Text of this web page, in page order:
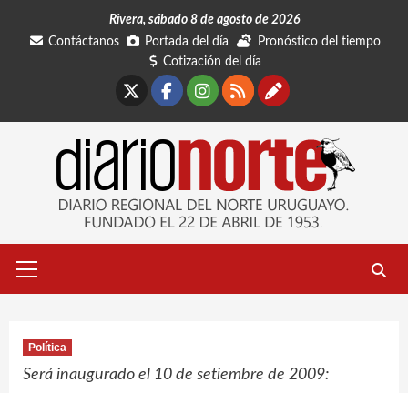
Rivera, sábado 8 de agosto de 2026
Contáctanos
Portada del día
Pronóstico del tiempo
Cotización del día
Facebook
Instagram
RSSContáctanos
primario
Política
Será inaugurado el 10 de setiembre de 2009: